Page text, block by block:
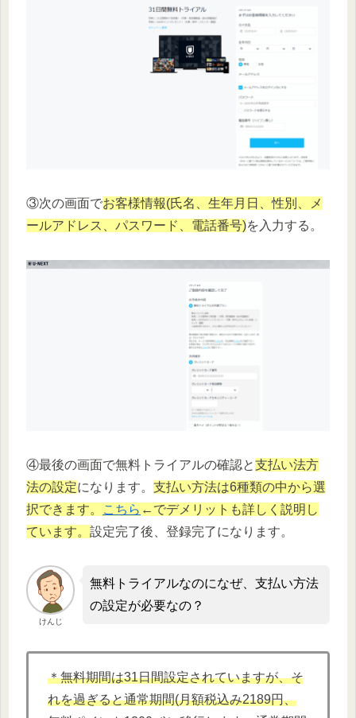
③次の画面でお客様情報(氏名、生年月日、性別、メ
ールアドレス、パスワード、電話番号)を入力する。
④最後の画面で無料トライアルの確認と支払い法方
法の設定になります。 支払い方法は6種類の中から選
択できます。
こちら ←でデメリットも詳しく説明し
ています。 設定完了後、登録完了になります。
けんじ
無料トライアルなのになぜ、支払い方法
の設定が必要なの？
＊無料期間は31日間設定されていますが、そ
れを過ぎると通常期間(月額税込み2189円、